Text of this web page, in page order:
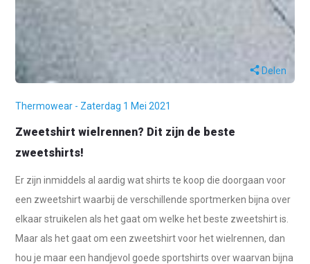
Delen
Thermowear - Zaterdag 1 Mei 2021
Zweetshirt wielrennen? Dit zijn de beste
zweetshirts!
Er zijn inmiddels al aardig wat shirts te koop die doorgaan voor
een zweetshirt waarbij de verschillende sportmerken bijna over
elkaar struikelen als het gaat om welke het beste zweetshirt is.
Maar als het gaat om een zweetshirt voor het wielrennen, dan
hou je maar een handjevol goede sportshirts over waarvan bijna